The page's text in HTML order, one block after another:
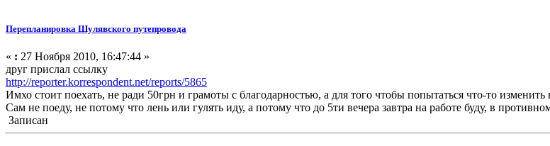
Перепланировка Шулявского путепровода
« : 27 Ноября 2010, 16:47:44 »
друг прислал ссылку
http://reporter.korrespondent.net/reports/5865
Имхо стоит поехать, не ради 50грн и грамоты с благодарностью, а для того чтобы попытаться что-то
Сам не поеду, не потому что лень или гулять иду, а потому что до 5ти вечера завтра на работе буду, в
Записан